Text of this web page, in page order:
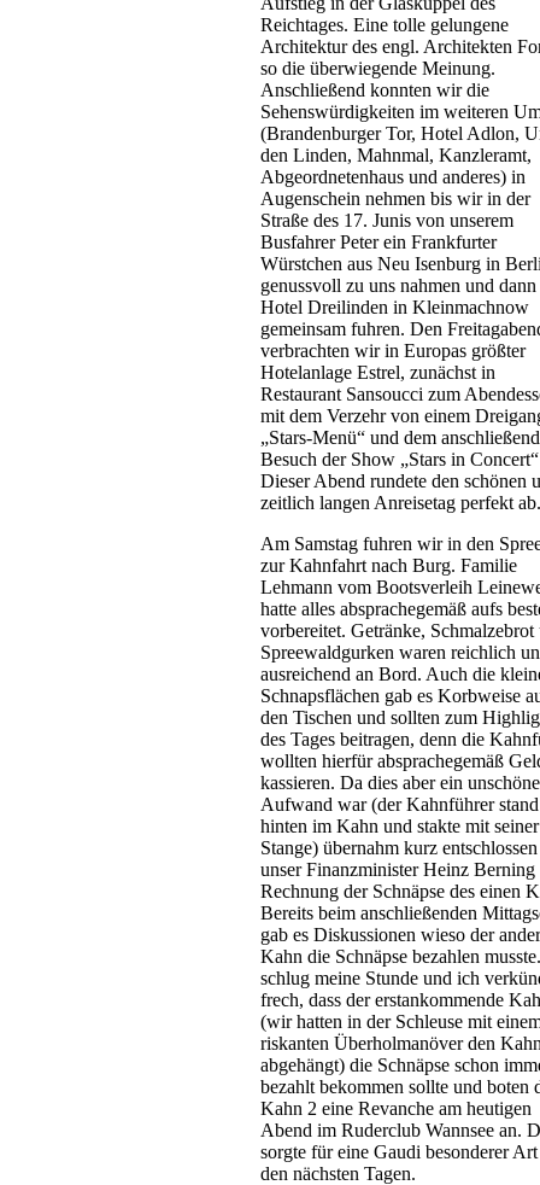
Reichtages. Eine tolle gelungene
Architektur des engl. Architekten
so die überwiegende Meinung.
Anschließend konnten wir die
Sehenswürdigkeiten im weiteren
(Brandenburger Tor, Hotel Adlon,
den Linden, Mahnmal, Kanzleramt,
Abgeordnetenhaus und anderes) in
Augenschein nehmen bis wir in der
Straße des 17. Junis von unserem
Busfahrer Peter ein Frankfurter
Würstchen aus Neu Isenburg in
genussvoll zu uns nahmen und
Hotel Dreilinden in Kleinmachnow
gemeinsam fuhren. Den
verbrachten wir in Europas größter
Hotelanlage Estrel, zunächst in
Restaurant Sansoucci zum
mit dem Verzehr von einem
„Stars-Menü“ und dem
Besuch der Show „Stars in
Dieser Abend rundete den schönen
zeitlich langen Anreisetag perfekt ab.
Am Samstag fuhren wir in den
zur Kahnfahrt nach Burg. Familie
Lehmann vom Bootsverleih
hatte alles absprachegemäß aufs
vorbereitet. Getränke, Schmalzebrot
Spreewaldgurken waren reichlich
ausreichend an Bord. Auch die
Schnapsflächen gab es Korbweise
den Tischen und sollten zum
des Tages beitragen, denn die
wollten hierfür absprachegemäß
kassieren. Da dies aber ein
Aufwand war (der Kahnführer stand
hinten im Kahn und stakte mit seiner
Stange) übernahm kurz entschlossen
unser Finanzminister Heinz Berning
Rechnung der Schnäpse des einen
Bereits beim anschließenden
gab es Diskussionen wieso der
Kahn die Schnäpse bezahlen
schlug meine Stunde und ich
frech, dass der erstankommende
(wir hatten in der Schleuse mit
riskanten Überholmanöver den
abgehängt) die Schnäpse schon
bezahlt bekommen sollte und boten
Kahn 2 eine Revanche am heutigen
Abend im Ruderclub Wannsee an.
sorgte für eine Gaudi besonderer
den nächsten Tagen.